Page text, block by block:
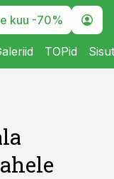
kuu -70%
TOPid